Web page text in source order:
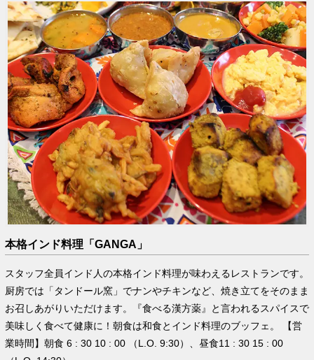
本格インド料理「GANGA」
スタッフ全員インド人の本格インド料理が味わえるレストランです。
厨房では「タンドール窯」でナンやチキンなど、焼き立てをそのまま
お召しあがりいただけます。『食べる漢方薬』と言われるスパイスで
美味しく食べて健康に！朝食は和食とインド料理のブッフェ。 【営
業時間】朝食 6 : 30 10 : 00 （L.O. 9:30）、昼食11 : 30 15 : 00